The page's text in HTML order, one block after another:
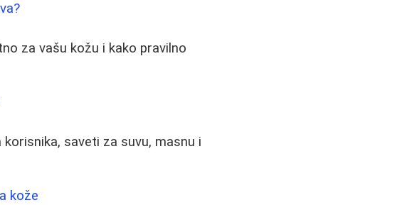
za vašu kožu i kako pravilno
saveti za suvu, masnu i
kože